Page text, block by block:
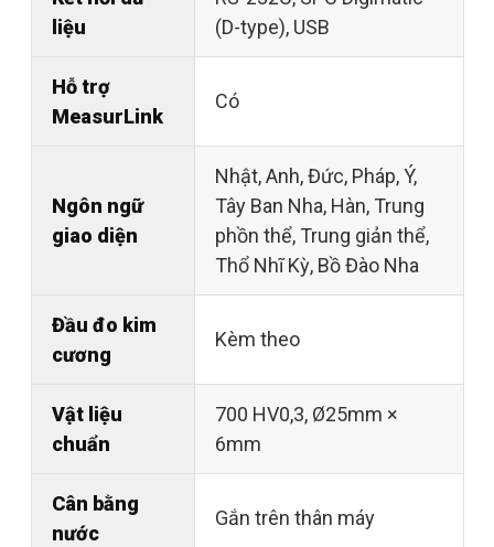
liệu
(D-type), USB
Hỗ trợ
MeasurLink
Có
Ngôn ngữ
giao diện
Nhật, Anh, Đức, Pháp, Ý,
Tây Ban Nha, Hàn, Trung
phồn thể, Trung giản thể,
Thổ Nhĩ Kỳ, Bồ Đào Nha
Đầu đo kim
cương
Kèm theo
Vật liệu
chuẩn
700 HV0,3, Ø25mm ×
6mm
Cân bằng
nước
Gắn trên thân máy